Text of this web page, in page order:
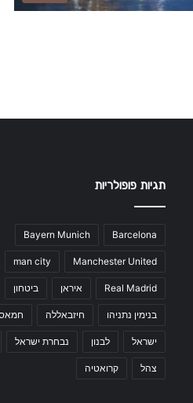
תגיות פופולריות
Barcelona
Bayern Munich
Manchester United
man city
Real Madrid איראן ביטחון
בנימין נתניהו חיזבאללה
ישראל לבנון נבחרת ישראל
צהל קרואטיה